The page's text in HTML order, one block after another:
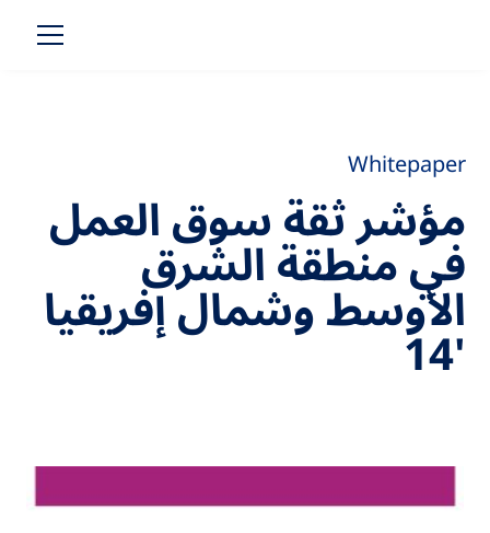
Whitepaper
مؤشر ثقة سوق العمل
في منطقة الشرق
الأوسط وشمال إفريقيا
'14